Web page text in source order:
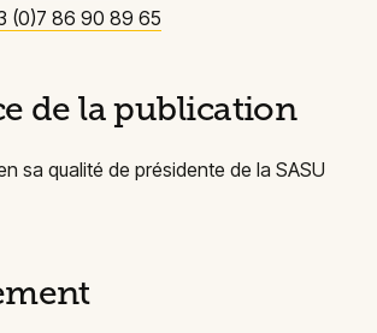
(0)7 86 90 89 65
de la publication
sa qualité de présidente de la SASU